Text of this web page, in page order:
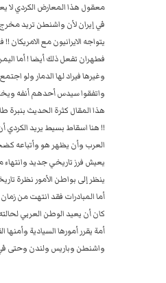
معقول هذا المعارض الكردي
في إيران لأن واشنطن تريد
يتواجه الايرانيون مع الامريكان
فطهران تفعل ذلك أيضا ! أما
وغيرها فيراد لها الدمار ولو
واتفقوا سيدس أحدهم أنفه
هذا المقال كثرة الحديث
!! هنا اسقاط بسيط يريد الكردي
العرب وأن يظهر هو وأتباعه
يعيش فرز تاريخي جديد
ينظر إلى بواطن الأمور نظرة
أما المبادرات فقد انتهت من
أمة يقرر أمورها السيادية
واشنطن وباريس ولندن وحتى